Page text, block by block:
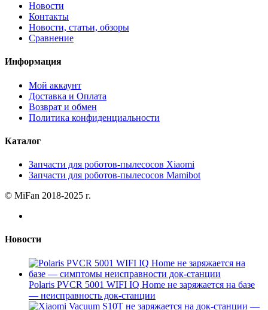
Новости
Контакты
Новости, статьи, обзоры
Сравнение
Информация
Мой аккаунт
Доставка и Оплата
Возврат и обмен
Политика конфиденциальности
Каталог
Запчасти для роботов-пылесосов Xiaomi
Запчасти для роботов-пылесосов Mamibot
© MiFan 2018-2025 г.
Новости
Polaris PVCR 5001 WIFI IQ Home не заряжается на базе
— неисправность док-станции